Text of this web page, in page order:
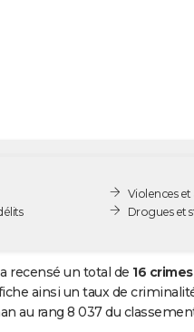
Violences et
Drogues et
recensé un total de 16
ainsi un taux de
au rang 8 037 du